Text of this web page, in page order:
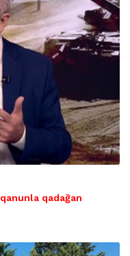
qadağan